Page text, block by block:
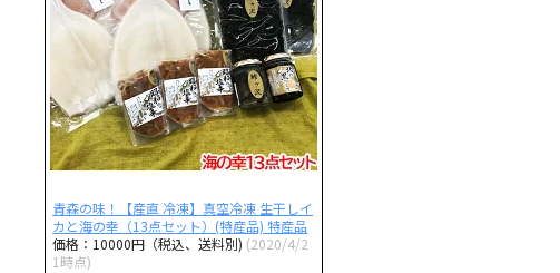
青森の味！【産直 冷凍】真空冷凍 生干しイ
カと海の幸（13点セット）(特産品) 特産品
価格：10000円（税込、送料別) (2020/4/2
1時点)